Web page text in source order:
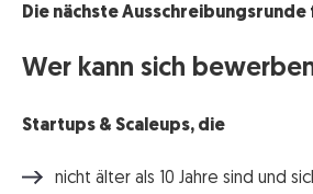
Die nächste
Wer kann sich
Startups & Scaleups, die
nicht älter als 10 Jahre sind und